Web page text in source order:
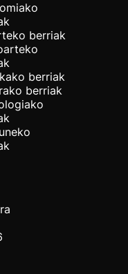
berriak
berriak
berriak